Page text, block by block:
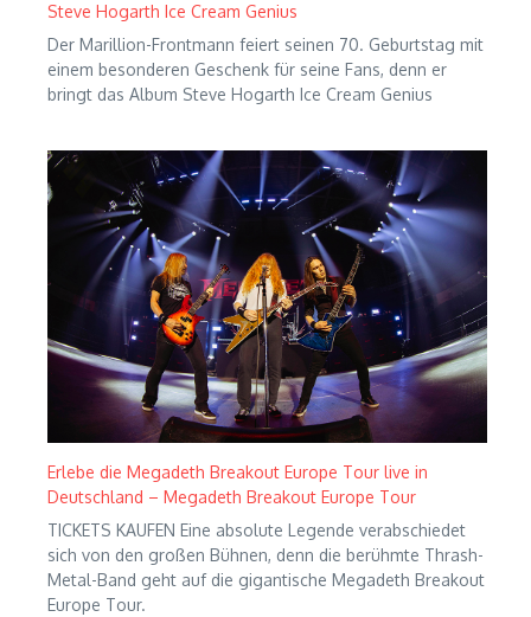
Steve Hogarth Ice Cream Genius
Der Marillion-Frontmann feiert seinen 70. Geburtstag mit
einem besonderen Geschenk für seine Fans, denn er
bringt das Album Steve Hogarth Ice Cream Genius
Erlebe die Megadeth Breakout Europe Tour live in
Deutschland – Megadeth Breakout Europe Tour
TICKETS KAUFEN Eine absolute Legende verabschiedet
sich von den großen Bühnen, denn die berühmte Thrash-
Metal-Band geht auf die gigantische Megadeth Breakout
Europe Tour.